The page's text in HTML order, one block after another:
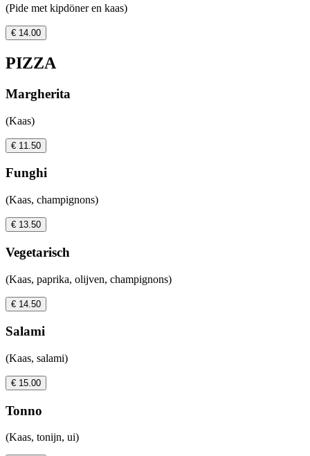
(Pide met kipdöner en kaas)
€ 14.00
PIZZA
Margherita
(Kaas)
€ 11.50
Funghi
(Kaas, champignons)
€ 13.50
Vegetarisch
(Kaas, paprika, olijven, champignons)
€ 14.50
Salami
(Kaas, salami)
€ 15.00
Tonno
(Kaas, tonijn, ui)